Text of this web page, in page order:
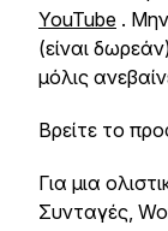
YouTube .
(είναι
μόλις
Βρείτε το
Για μια
Συνταγές,